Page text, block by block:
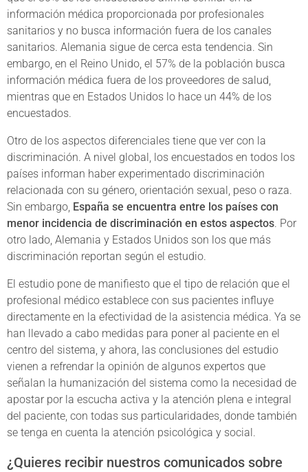
información médica proporcionada por profesionales
sanitarios y no busca información fuera de los canales
sanitarios. Alemania sigue de cerca esta tendencia. Sin
embargo, en el Reino Unido, el 57% de la población busca
información médica fuera de los proveedores de salud,
mientras que en Estados Unidos lo hace un 44% de los
encuestados.
Otro de los aspectos diferenciales tiene que ver con la
discriminación. A nivel global, los encuestados en todos los
países informan haber experimentado discriminación
relacionada con su género, orientación sexual, peso o raza.
Sin embargo, España se encuentra entre los países con
menor incidencia de discriminación en estos aspectos. Por
otro lado, Alemania y Estados Unidos son los que más
discriminación reportan según el estudio.
El estudio pone de manifiesto que el tipo de relación que el
profesional médico establece con sus pacientes influye
directamente en la efectividad de la asistencia médica. Ya se
han llevado a cabo medidas para poner al paciente en el
centro del sistema, y ahora, las conclusiones del estudio
vienen a refrendar la opinión de algunos expertos que
señalan la humanización del sistema como la necesidad de
apostar por la escucha activa y la atención plena e integral
del paciente, con todas sus particularidades, donde también
se tenga en cuenta la atención psicológica y social.
¿Quieres recibir nuestros comunicados sobre